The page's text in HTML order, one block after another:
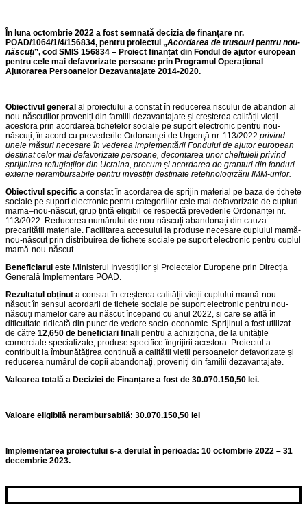
În luna octombrie 2022 a fost semnată decizia de finanțare nr.
POAD/1064/1/4/156834, pentru proiectul „Acordarea de trusouri pentru nou-
născuți”, cod SMIS 156834 – Proiect finanțat din Fondul de ajutor european
pentru cele mai defavorizate persoane prin Programul Operațional
Ajutorarea Persoanelor Dezavantajate 2014-2020.
Obiectivul general al proiectului a constat în reducerea riscului de abandon al
nou-născuților proveniți din familii dezavantajate și creșterea calității vieții
acestora prin acordarea tichetelor sociale pe suport electronic pentru nou-
născuți, în acord cu prevederile Ordonanţei de Urgenţă nr. 113/2022 privind
unele măsuri necesare în vederea implementării Fondului de ajutor european
destinat celor mai defavorizate persoane, decontarea unor cheltuieli privind
sprijinirea refugiaților din Ucraina, precum și acordarea de granturi din fonduri
externe nerambursabile pentru investiții destinate retehnologizării IMM-urilor.
Obiectivul specific a constat în acordarea de sprijin material pe baza de tichete
sociale pe suport electronic pentru categoriilor cele mai defavorizate de cupluri
mama–nou-născut, grup țintă eligibil ce respectă prevederile Ordonanței nr.
113/2022. Reducerea numărului de nou-născuți abandonați din cauza
precarității materiale. Facilitarea accesului la produse necesare cuplului mamă-
nou-născut prin distribuirea de tichete sociale pe suport electronic pentru cuplul
mamă-nou-născut.
Beneficiarul este Ministerul Investițiilor și Proiectelor Europene prin Direcția
Generală Implementare POAD.
Rezultatul obținut a constat în creșterea calității vieții cuplului mamă-nou-
născut în sensul acordarii de tichete sociale pe suport electronic pentru nou-
născuți mamelor care au născut începand cu anul 2022, si care se află în
dificultate ridicată din punct de vedere socio-economic. Sprijinul a fost utilizat
de către 12,650 de beneficiari finali pentru a achiziționa, de la unitățile
comerciale specializate, produse specifice îngrijirii acestora. Proiectul a
contribuit la îmbunătățirea continuă a calității vieții persoanelor defavorizate și
reducerea numărul de copii abandonați, proveniți din familii dezavantajate.
Valoarea totală a Deciziei de Finanțare a fost de 30.070.150,50 lei.
Valoare eligibil ă nerambursabilă: 30.070.150,50 lei
Implementarea proiectului s-a derulat în perioada: 10 octombrie 2022 – 31
decembrie 2023.